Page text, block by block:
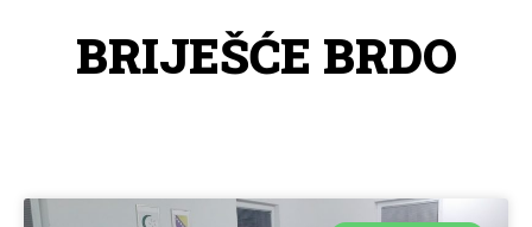
BRIJEŠĆE BRDO